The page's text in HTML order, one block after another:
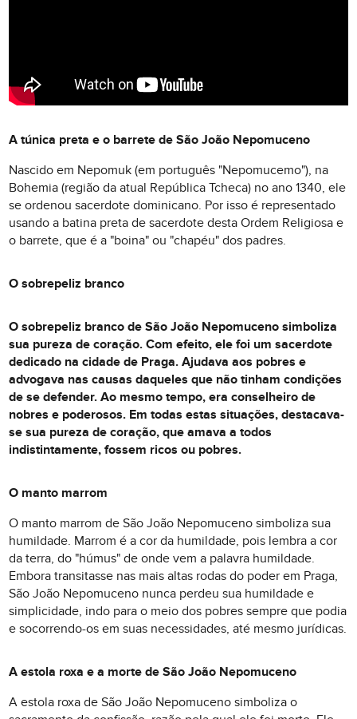
A túnica preta e o barrete de São João Nepomuceno
Nascido em Nepomuk (em português "Nepomucemo"), na
Bohemia (região da atual República Tcheca) no ano 1340, ele
se ordenou sacerdote dominicano. Por isso é representado
usando a batina preta de sacerdote desta Ordem Religiosa e
o barrete, que é a "boina" ou "chapéu" dos padres.
O sobrepeliz branco
O sobrepeliz branco de São João Nepomuceno simboliza
sua pureza de coração. Com efeito, ele foi um sacerdote
dedicado na cidade de Praga. Ajudava aos pobres e
advogava nas causas daqueles que não tinham condições
de se defender. Ao mesmo tempo, era conselheiro de
nobres e poderosos. Em todas estas situações, destacava-
se sua pureza de coração, que amava a todos
indistintamente, fossem ricos ou pobres.
O manto marrom
O manto marrom de São João Nepomuceno simboliza sua
humildade. Marrom é a cor da humildade, pois lembra a cor
da terra, do "húmus" de onde vem a palavra humildade.
Embora transitasse nas mais altas rodas do poder em Praga,
São João Nepomuceno nunca perdeu sua humildade e
simplicidade, indo para o meio dos pobres sempre que podia
e socorrendo-os em suas necessidades, até mesmo jurídicas.
A estola roxa e a morte de São João Nepomuceno
A estola roxa de São João Nepomuceno simboliza o